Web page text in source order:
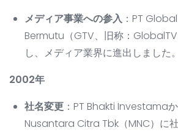
メディア事業への参入：PT
Bermutu（GTV、旧称：
し、メディア業界に進出しました。
2002年
社名変更 ：PT Bhakti Investama
Nusantara Citra Tbk（MNC）に